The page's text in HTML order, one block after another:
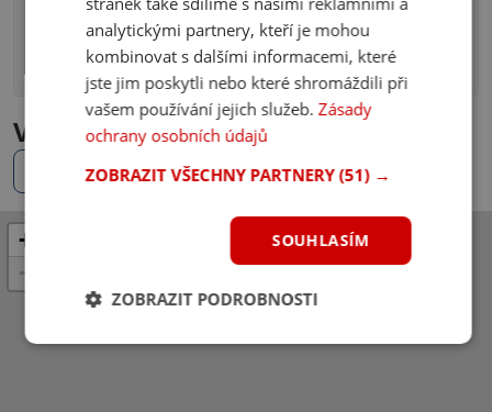
Kvíz: Máš fotbal v malíčku? Uhádneš 10/10 klubů z
fotky?
36 komentářů
Vinné sklepy v okolí - mapa ČR
Místa v mém okolí
+
−
analytickými partnery, kteří je mohou
kombinovat s dalšími informacemi, které
jste jim poskytli nebo které shromáždili při
vašem používání jejich služeb.Zásady
ochrany osobních údajů
ZOBRAZIT VŠECHNY PARTNERY(51) →
SOUHLASÍM
ZOBRAZIT PODROBNOSTI